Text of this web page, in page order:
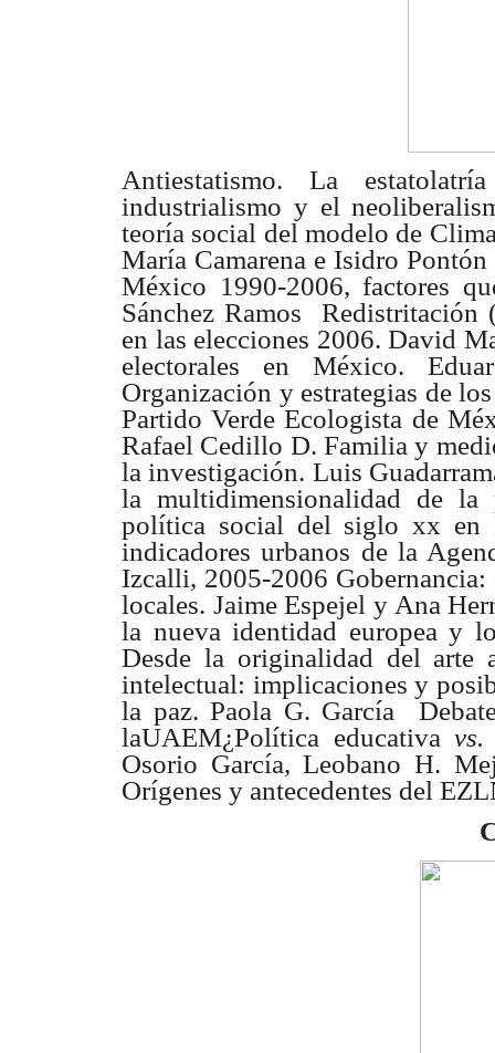
Antiestatismo. La
industrialismo y el
teoría social del modelo de
María Camarena e Isidro
México 1990-2006, factores
Sánchez Ramos 
en las elecciones 2006. David
electorales en México.
Organización y estrategias de
Partido Verde Ecologista de
Rafael Cedillo D. Familia y
la investigación. Luis
la multidimensionalidad de la
política social del siglo xx en
indicadores urbanos de la
Izcalli, 2005-2006
locales. Jaime Espejel y Ana
la nueva identidad europea y
Desde la originalidad del arte
intelectual: implicaciones y
la paz. Paola G. García 
laUAEM¿Política educativa
Osorio García, Leobano H.
Orígenes y antecedentes del